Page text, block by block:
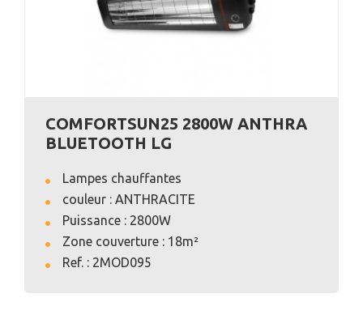
VOIR L'ANNONCE
COMFORTSUN25 2800W ANTHRA
BLUETOOTH LG
Lampes chauffantes
couleur : ANTHRACITE
Puissance : 2800W
Zone couverture : 18m²
Ref. : 2MOD095